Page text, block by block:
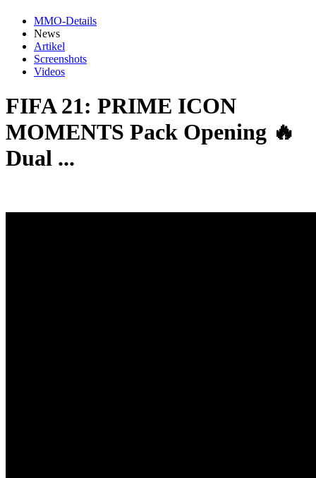
MMO-Details
News
Artikel
Screenshots
Videos
FIFA 21: PRIME ICON
MOMENTS Pack Opening 🔥
Dual ...